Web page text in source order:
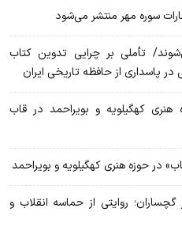
سوره مهر منتشر می‌شود
تأملی بر چرایی تدوین کتاب
پاسداری از حافظه تاریخی ایران
کهگیلویه و بویراحمد در قاب
در حوزه هنری کهگیلویه و بویراحمد
روایتی از حماسه انقلاب و